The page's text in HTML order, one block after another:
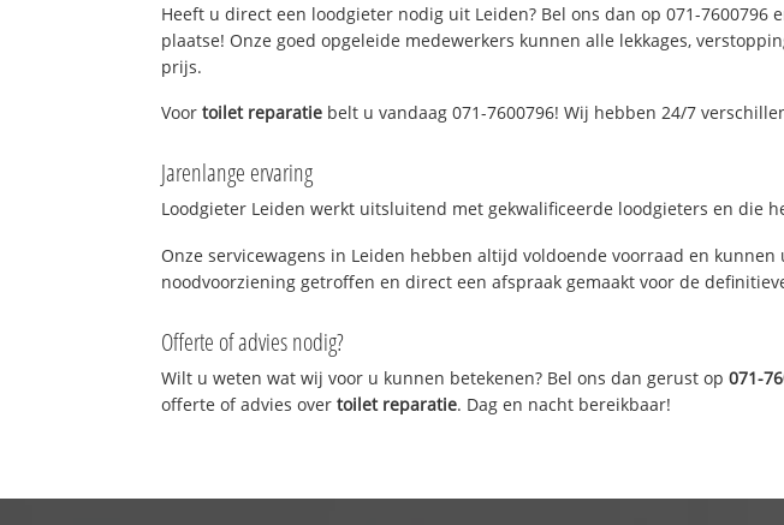
Heeft u direct een loodgieter nodig uit Leiden? Bel ons dan op 071-
plaatse! Onze goed opgeleide medewerkers kunnen alle lekkages,
prijs.
Voortoilet reparatie belt u vandaag 071-7600796! Wij hebben 24/7
Jarenlange ervaring
Loodgieter Leiden werkt uitsluitend met gekwalificeerde loodgieters en die
Onze servicewagens in Leiden hebben altijd voldoende voorraad en
noodvoorziening getroffen en direct een afspraak gemaakt voor de
Offerte of advies nodig?
Wilt u weten wat wij voor u kunnen betekenen? Bel ons dan gerust op071-
offerte of advies overtoilet reparatie. Dag en nacht bereikbaar!